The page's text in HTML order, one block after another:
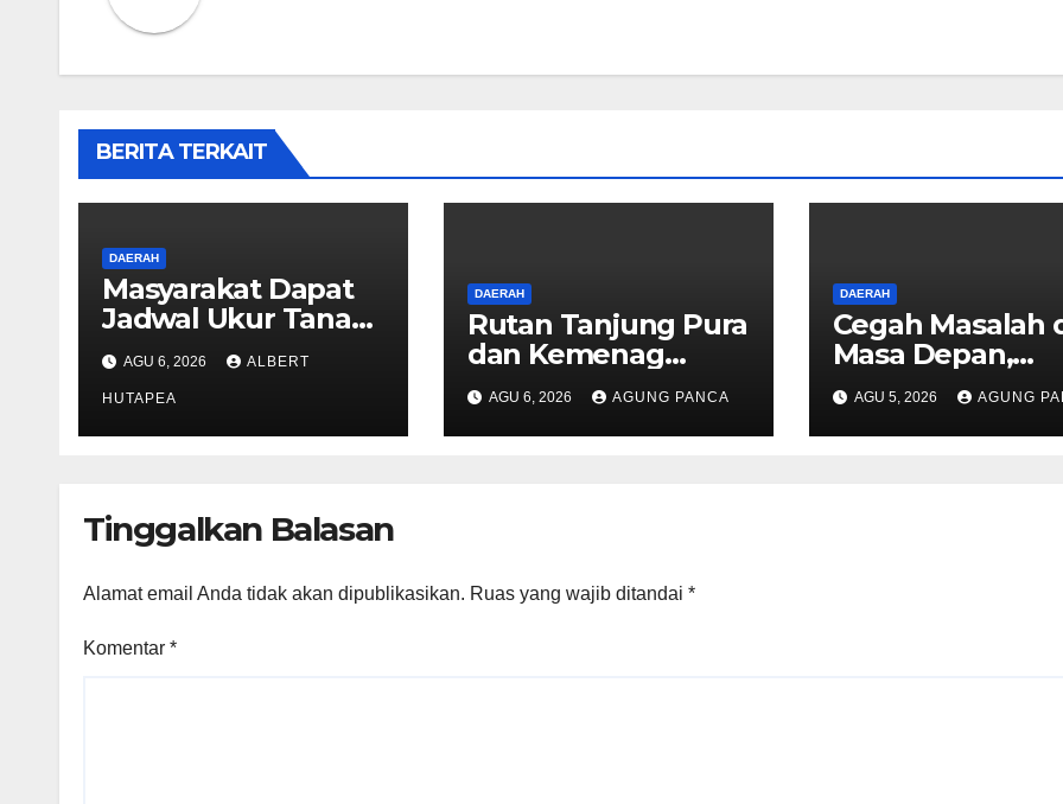
BERITA TERKAIT
DAERAH
Masyarakat Dapat
Jadwal Ukur Tanah
yang Lebih Jelas
Berkat Layanan
Pengukuran
Terjadwal
AGU 6, 2026 ALBERT
HUTAPEA
DAERAH
Rutan Tanjung Pura
dan Kemenag
Langkat Teken PKS
Pembinaan
Kerohanian Warga
AGU 6, 2026 AGUNG PANCA
DAERAH
Cegah Masalah
Masa Depan,
Menteri Nusron
Ajak Pemda
Percepat
AGU 5, 2026 AGUNG
Tinggalkan Balasan
Alamat email Anda tidak akan dipublikasikan. Ruas yang wajib ditandai *
Komentar *